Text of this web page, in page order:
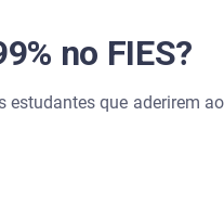
no FIES?
que aderirem